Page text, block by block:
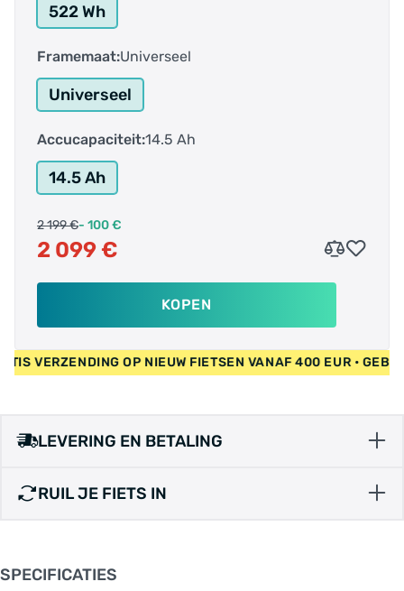
522 Wh
Framemaat:Universeel
Universeel
Accucapaciteit:14.5 Ah
14.5 Ah
2 199 €- 100 €
2 099 €
KOPEN
VERZENDING OP NIEUW FIETSEN VANAF 400 EUR •
LEVERING EN BETALING
RUIL JE FIETS IN
SPECIFICATIES